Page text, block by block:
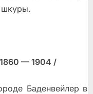
шкуры.
— 1904 /
Баденвейлер в